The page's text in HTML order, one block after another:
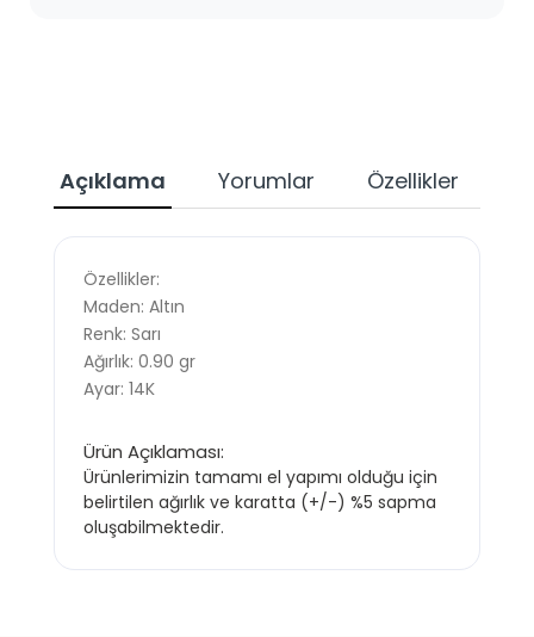
Açıklama Yorumlar Özellikler
Özellikler:
Maden: Altın
Renk: Sarı
Ağırlık: 0.90 gr
Ayar: 14K
Ürün Açıklaması:
Ürünlerimizin tamamı el yapımı olduğu için
belirtilen ağırlık ve karatta (+/-) %5 sapma
oluşabilmektedir.